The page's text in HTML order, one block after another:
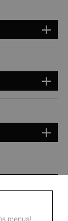
menus!